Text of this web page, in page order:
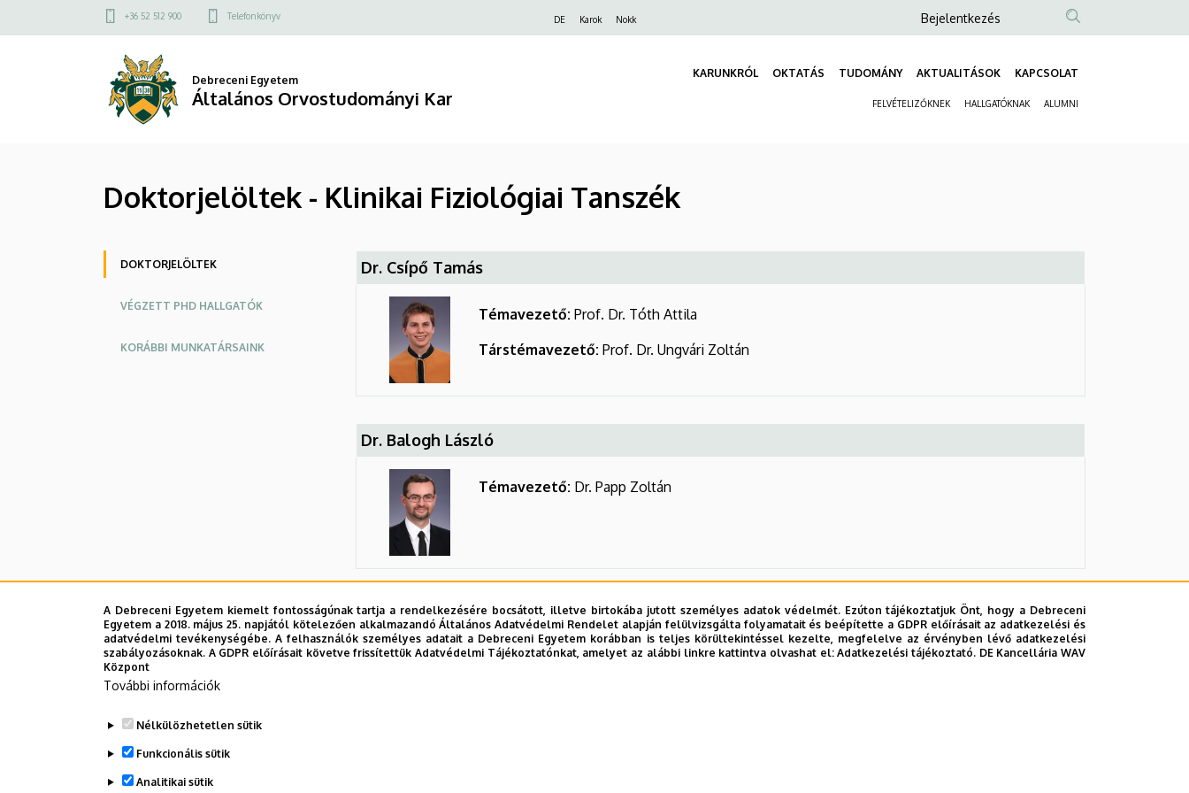
Doktorjelöltek
Fiziológiai
Orvostudományi
a
Felső
menü
+36 52 512 900 Telefonkönyv DE Karok Nokk
Anonim
fiók
menüje
Bejelentkezés
Debreceni Egyetem
Általános Orvostudományi Kar
KARUNKRÓL OKTATÁS TUDOMÁNY AKTUALITÁSOK KAPCSOLAT
FELVÉTELIZŐKNEK HALLGATÓKNAK ALUMNI
Doktorjelöltek - Klinikai Fiziológiai Tanszék
Oldalmenü
DOKTORJELÖLTEK
VÉGZETT PHD HALLGATÓK
KORÁBBI MUNKATÁRSAINK
Dr. Csípő Tamás
Témavezető: Prof. Dr. Tóth Attila
Társtémavezető: Prof. Dr. Ungvári Zoltán
Dr. Balogh László
Témavezető: Dr. Papp Zoltán
Dr. Fülöp Gábor Áron
Témavezető:Prof. Dr. Tóth Attila
A Debreceni Egyetem kiemelt fontosságúnak tartja a rendelkezésére bocsátott, illetve birtokába jutott személyes adatok védelmét. Ezúton tájékoztatjuk Önt, hogy a Debreceni
Egyetem a 2018. május 25. napjától kötelezően alkalmazandó Általános Adatvédelmi Rendelet alapján felülvizsgálta folyamatait és beépítette a GDPR előírásait az adatkezelési és
adatvédelmi tevékenységébe. A felhasználók személyes adatait a Debreceni Egyetem korábban is teljes körültekintéssel kezelte, megfelelve az érvényben lévő adatkezelési
szabályozásoknak. A GDPR előírásait követve frissítettük Adatvédelmi Tájékoztatónkat, amelyet az alábbi linkre kattintva olvashat el:Adatkezelési tájékoztató. DE Kancellária WAV
Központ
További információk
Nélkülözhetetlen sütik
Funkcionális sütik
Analitikai sütik